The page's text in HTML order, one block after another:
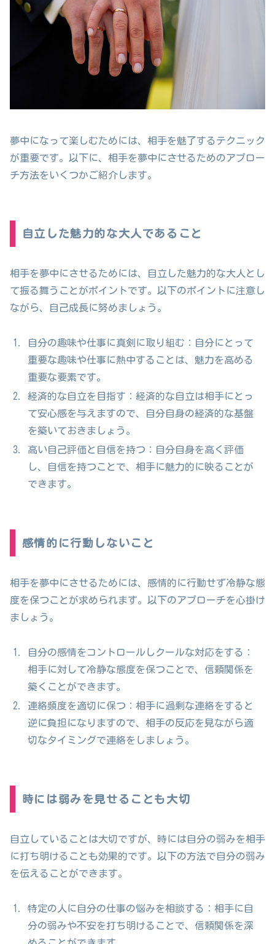
夢中になって楽しむためには、相手を魅了するテクニック
が重要です。以下に、相手を夢中にさせるためのアプロー
チ方法をいくつかご紹介します。
自立した魅力的な大人であること
相手を夢中にさせるためには、自立した魅力的な大人とし
て振る舞うことがポイントです。以下のポイントに注意し
ながら、自己成長に努めましょう。
自分の趣味や仕事に真剣に取り組む：自分にとって
重要な趣味や仕事に熱中することは、魅力を高める
重要な要素です。
経済的な自立を目指す：経済的な自立は相手にとっ
て安心感を与えますので、自分自身の経済的な基盤
を築いておきましょう。
高い自己評価と自信を持つ：自分自身を高く評価
し、自信を持つことで、相手に魅力的に映ることが
できます。
感情的に行動しないこと
相手を夢中にさせるためには、感情的に行動せず冷静な態
度を保つことが求められます。以下のアプローチを心掛け
ましょう。
自分の感情をコントロールしクールな対応をする：
相手に対して冷静な態度を保つことで、信頼関係を
築くことができます。
連絡頻度を適切に保つ：相手に過剰な連絡をすると
逆に負担になりますので、相手の反応を見ながら適
切なタイミングで連絡をしましょう。
時には弱みを見せることも大切
自立していることは大切ですが、時には自分の弱みを相手
に打ち明けることも効果的です。以下の方法で自分の弱み
を伝えることができます。
特定の人に自分の仕事の悩みを相談する：相手に自
分の弱みや不安を打ち明けることで、信頼関係を深